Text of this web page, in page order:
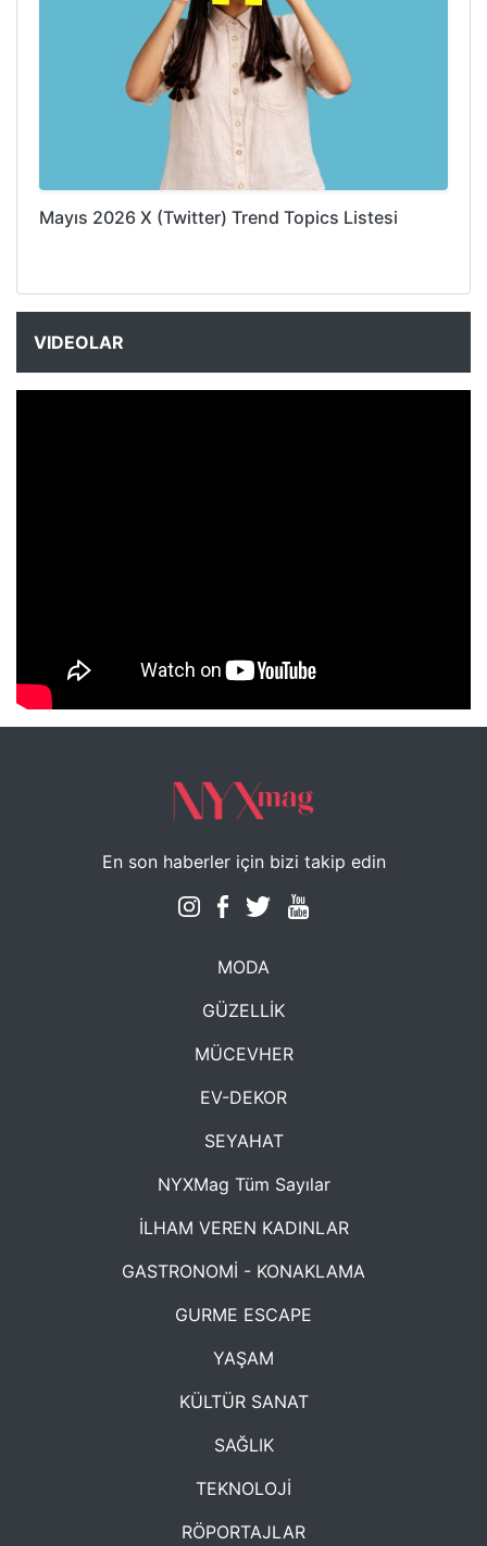
Mayıs 2026 X (Twitter) Trend Topics Listesi
VIDEOLAR
NYXmag 2. Yaş Kutlama Etkinliği
En son haberler için bizi takip edin
MODA
GÜZELLİK
MÜCEVHER
EV-DEKOR
SEYAHAT
NYXMag Tüm Sayılar
İLHAM VEREN KADINLAR
GASTRONOMİ - KONAKLAMA
GURME ESCAPE
YAŞAM
KÜLTÜR SANAT
SAĞLIK
TEKNOLOJİ
RÖPORTAJLAR